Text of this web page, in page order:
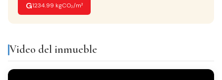
Equipamiento y servicios
G1234.99 kgCO₂/m²
Video del inmueble